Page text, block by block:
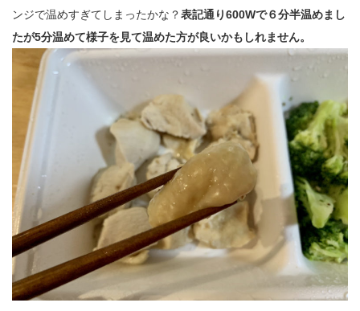
ンジで温めすぎてしまったかな？表記通り600Wで６分半温めまし
たが5分温めて様子を見て温めた方が良いかもしれません。